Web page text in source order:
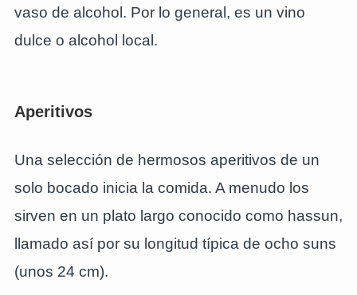
vaso de alcohol. Por lo general, es un vino
dulce o alcohol local.
Aperitivos
Una selección de hermosos aperitivos de un
solo bocado inicia la comida. A menudo los
sirven en un plato largo conocido como hassun,
llamado así por su longitud típica de ocho suns
(unos 24 cm).